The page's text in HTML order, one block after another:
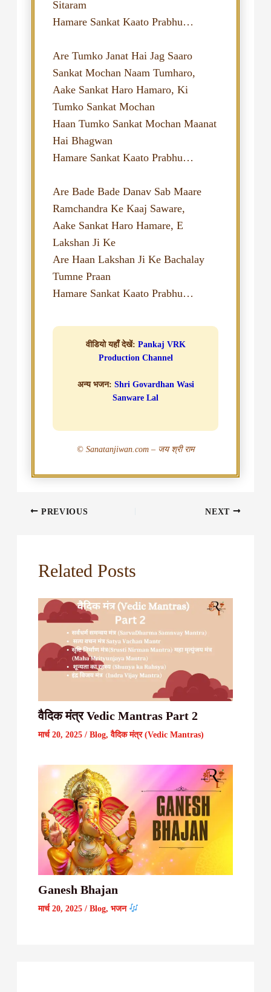
Sitaram
Hamare Sankat Kaato Prabhu…
Are Tumko Janat Hai Jag Saaro
Sankat Mochan Naam Tumharo,
Aake Sankat Haro Hamaro, Ki
Tumko Sankat Mochan
Haan Tumko Sankat Mochan Maanat
Hai Bhagwan
Hamare Sankat Kaato Prabhu…
Are Bade Bade Danav Sab Maare
Ramchandra Ke Kaaj Saware,
Aake Sankat Haro Hamare, E
Lakshan Ji Ke
Are Haan Lakshan Ji Ke Bachalay
Tumne Praan
वीडियो यहाँ देखें: Pankaj VRK
Production Channel
अन्य भजन: Shri Govardhan Wasi
Sanware Lal
© Sanatanjiwan.com – जय श्री राम
PREVIOUS NEXT
Related Posts
वैदिक मंत्र Vedic Mantras Part 2
मार्च 20, 2025 / Blog,वैदिक मंत्र (Vedic Mantras)
Ganesh Bhajan
मार्च 20, 2025 / Blog, भजन